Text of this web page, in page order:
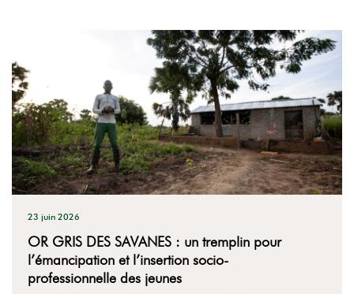
OR GRIS DES SAVANES : un tremplin pour
l’émancipation et l’insertion socio-
professionnelle des jeunes
23 juin 2026